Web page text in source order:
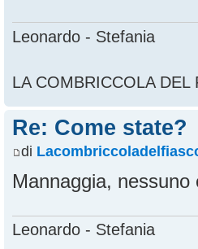
Leonardo - Stefania
LA COMBRICCOLA DEL
Re: Come state?
di
Mannaggia,
Leonardo - Stefania